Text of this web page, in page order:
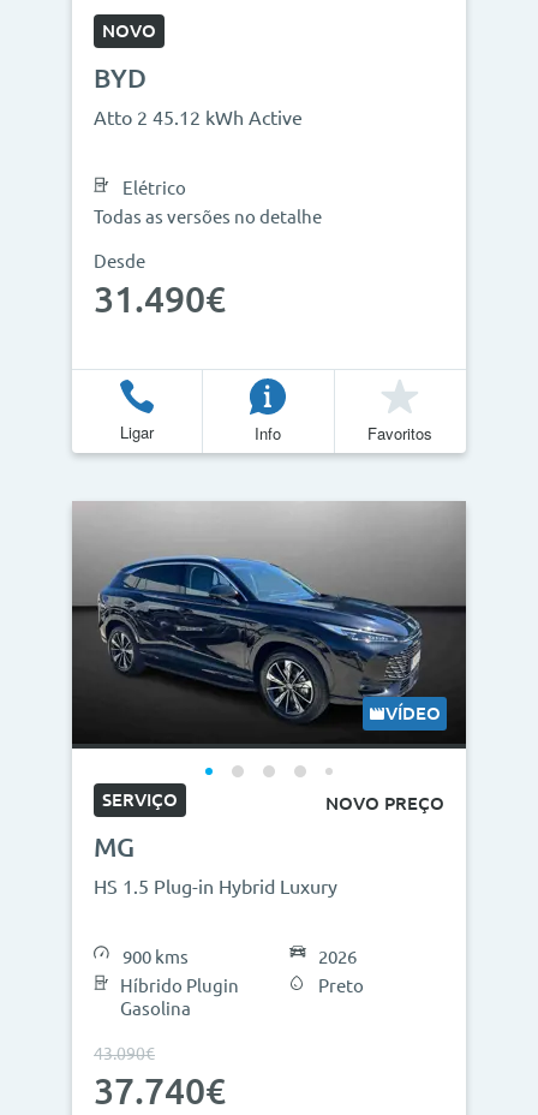
NOVO
BYD
Atto 2 45.12 kWh Active
Elétrico
Todas as versões no detalhe
Desde
31.490€
Ligar Info Favoritos
VÍDEO
SERVIÇO NOVO PREÇO
MG
HS 1.5 Plug-in Hybrid Luxury
900 kms
Híbrido Plugin
Gasolina
2026
Preto
43.090€
37.740€